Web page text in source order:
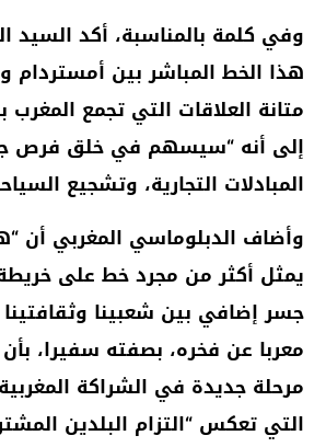
وفي كلمة بالمناسبة، أكد السيد
هذا الخط المباشر بين أمستردام
متانة العلاقات التي تجمع المغرب
إلى أنه “سيسهم في خلق فرص
المبادلات التجارية، وتشجيع
وأضاف الدبلوماسي المغربي أن
يمثل أكثر من مجرد خط على
جسر إضافي بين شعبينا وثقافتينا
معربا عن فخره، بصفته سفيرا،
مرحلة جديدة في الشراكة
التي تعكس “التزام البلدين